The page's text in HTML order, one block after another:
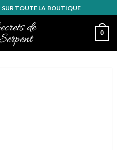
TOUTE LA BOUTIQUE
0